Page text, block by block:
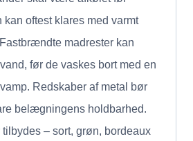
kan oftest klares med varmt
madrester kan
før de vaskes bort med en
Redskaber af metal bør
belægningens holdbarhed.
– sort, grøn, bordeaux